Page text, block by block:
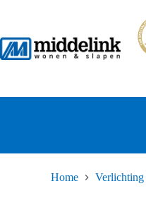
inhoud
Home Verlichting